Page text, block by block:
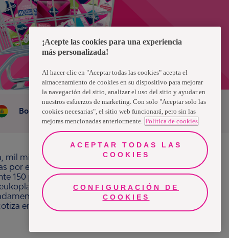
Bolivia
millones de personas, en todo el mundo,
por el bienestar en beneficio de consumidores,
150 países bajo las principales marcas
Libero, Libresse, Lotus, Modibodi,
13 mil millones de euros y empleó a
en Nasdaq Estocolmo. Más información en
¡Acepte las cookies para una experiencia
más personalizada!
Al hacer clic en "Aceptar todas las cookies" acepta el
almacenamiento de cookies en su dispositivo para mejorar
la navegación del sitio, analizar el uso del sitio y ayudar en
nuestros esfuerzos de marketing. Con solo "Aceptar solo las
cookies necesarias", el sitio web funcionará, pero sin las
mejoras mencionadas anteriormente. Política de cookies
ACEPTAR TODAS LAS
COOKIES
CONFIGURACIÓN DE
COOKIES